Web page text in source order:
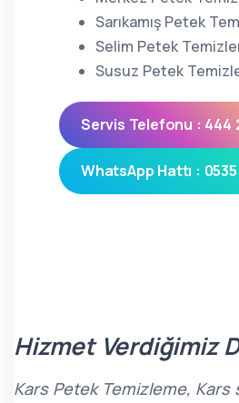
Sarıkamış Petek
Selim Petek
Susuz Petek
Servis Telefonu : 444
WhatsApp Hattı : 0535
Hizmet Verdiğimiz
Kars Petek Temizleme, Kars